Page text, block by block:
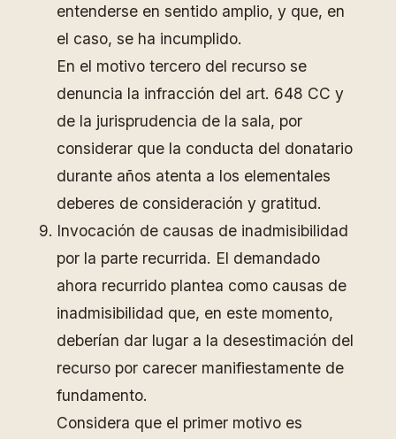
entenderse en sentido amplio, y que, en
el caso, se ha incumplido.
En el motivo tercero del recurso se
denuncia la infracción del art. 648 CC y
de la jurisprudencia de la sala, por
considerar que la conducta del donatario
durante años atenta a los elementales
deberes de consideración y gratitud.
Invocación de causas de inadmisibilidad
por la parte recurrida. El demandado
ahora recurrido plantea como causas de
inadmisibilidad que, en este momento,
deberían dar lugar a la desestimación del
recurso por carecer manifiestamente de
fundamento.
Considera que el primer motivo es